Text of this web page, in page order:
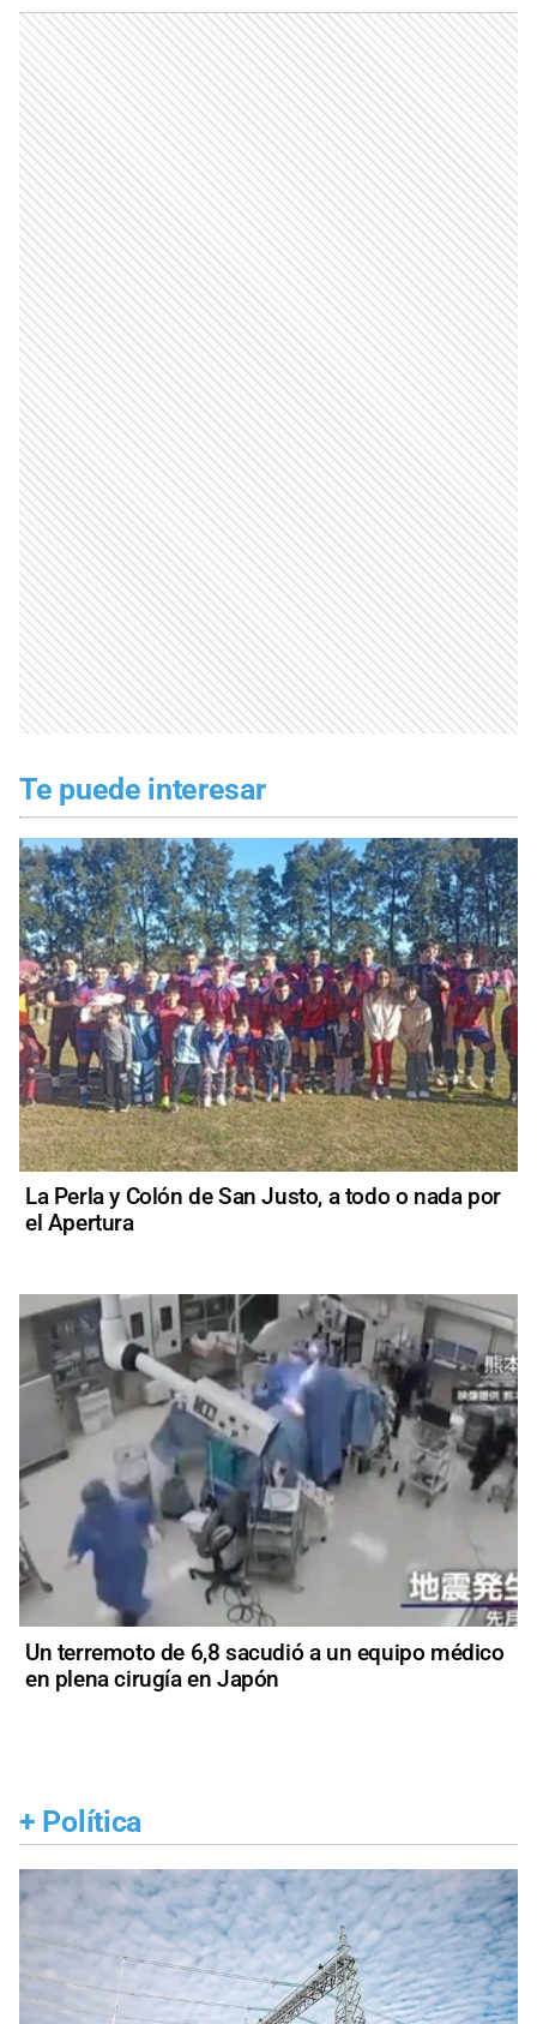
Te puede interesar
La Perla y Colón de San Justo, a todo o nada por
el Apertura
Un terremoto de 6,8 sacudió a un equipo médico
en plena cirugía en Japón
+ Política